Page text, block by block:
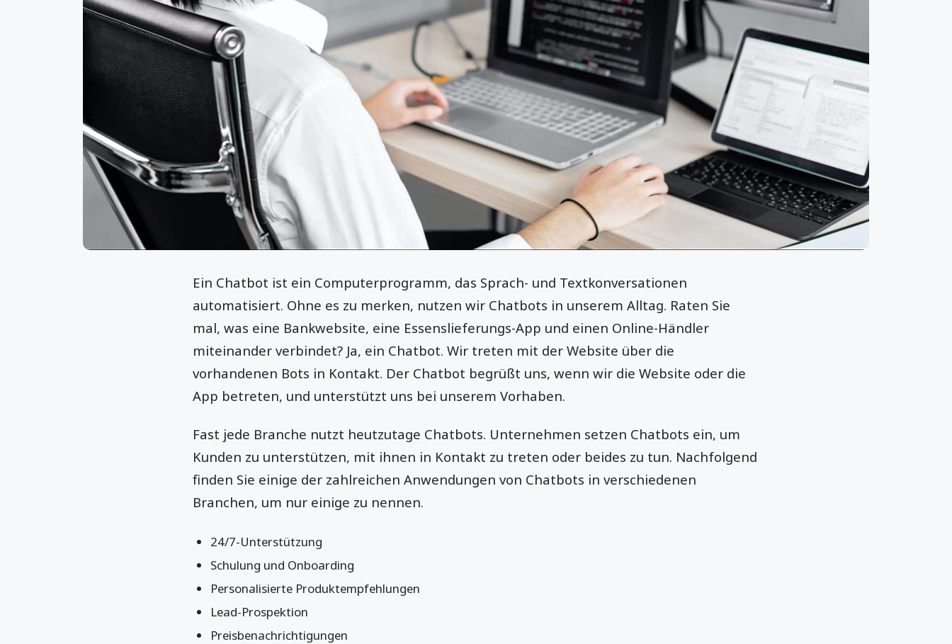
Ein Chatbot ist ein Computerprogramm, das Sprach- und Textkonversationen
automatisiert. Ohne es zu merken, nutzen wir Chatbots in unserem Alltag. Raten Sie
mal, was eine Bankwebsite, eine Essenslieferungs-App und einen Online-Händler
miteinander verbindet? Ja, ein Chatbot. Wir treten mit der Website über die
vorhandenen Bots in Kontakt. Der Chatbot begrüßt uns, wenn wir die Website oder die
App betreten, und unterstützt uns bei unserem Vorhaben.
Fast jede Branche nutzt heutzutage Chatbots. Unternehmen setzen Chatbots ein, um
Kunden zu unterstützen, mit ihnen in Kontakt zu treten oder beides zu tun. Nachfolgend
finden Sie einige der zahlreichen Anwendungen von Chatbots in verschiedenen
Branchen, um nur einige zu nennen.
24/7-Unterstützung
Schulung und Onboarding
Personalisierte Produktempfehlungen
Lead-Prospektion
Preisbenachrichtigungen